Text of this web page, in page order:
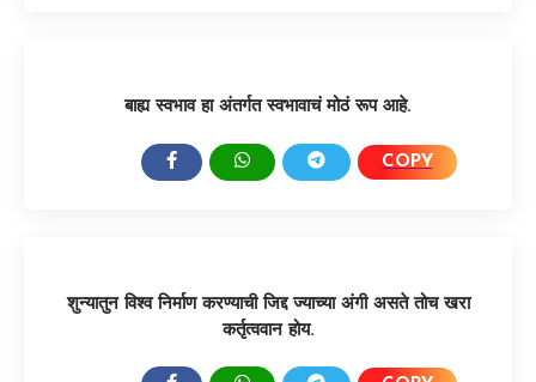
बाह्य स्वभाव हा अंतर्गत स्वभावाचं मोठं रूप आहे.
COPY
शुन्यातुन विश्व निर्माण करण्याची जिद्द ज्याच्या अंगी असते तोच खरा
कर्तृत्ववान होय.